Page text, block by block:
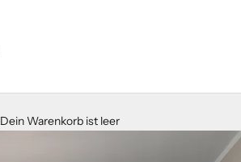
Dein Warenkorb ist leer